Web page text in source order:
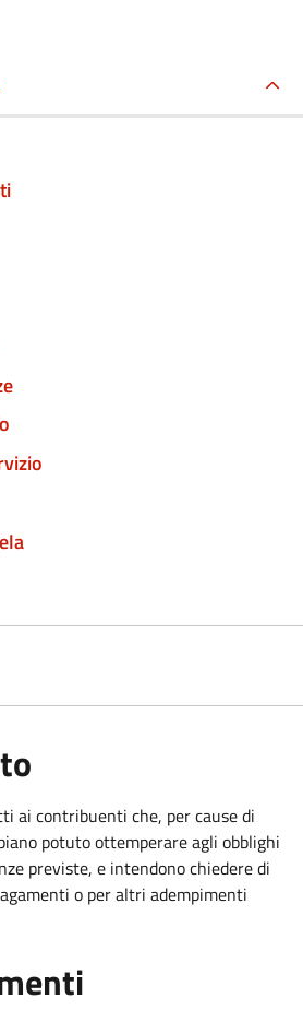
ai contribuenti che, per cause di
potuto ottemperare agli obblighi
previste, e intendono chiedere di
o per altri adempimenti